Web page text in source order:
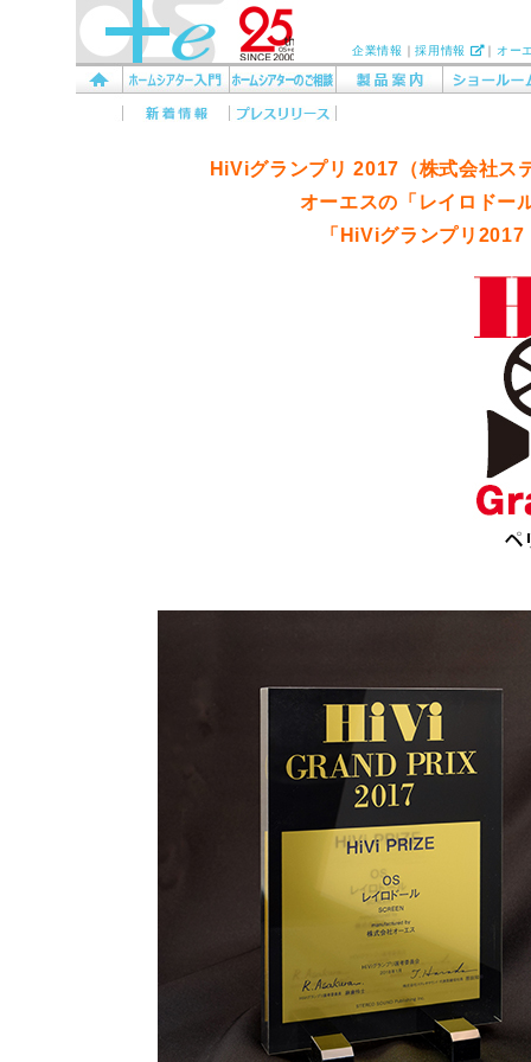
企業情報 ｜採用情報 ｜ オー
HiViグランプリ 2017（株式会社ス
オーエスの「レイロドー
「HiViグランプリ